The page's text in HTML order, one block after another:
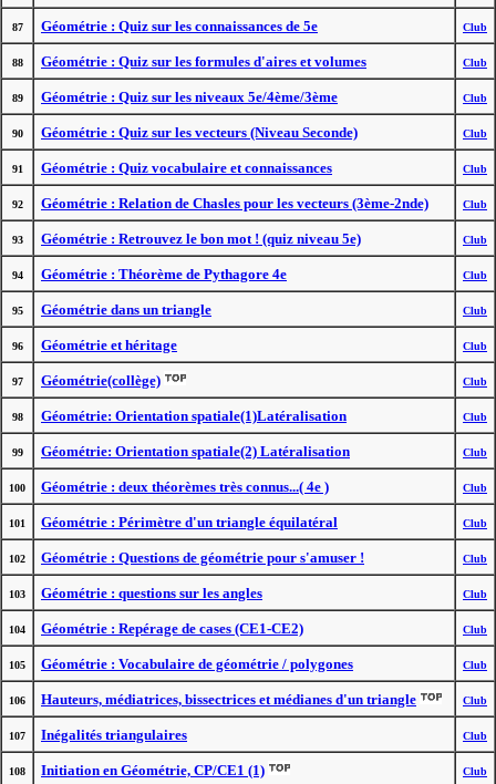
87 Géométrie : Quiz sur les connaissances de 5e Club
88 Géométrie : Quiz sur les formules d'aires et volumes Club
89 Géométrie : Quiz sur les niveaux 5e/4ème/3ème Club
90 Géométrie : Quiz sur les vecteurs (Niveau Seconde) Club
91 Géométrie : Quiz vocabulaire et connaissances Club
92 Géométrie : Relation de Chasles pour les vecteurs (3ème-2nde) Club
93 Géométrie : Retrouvez le bon mot ! (quiz niveau 5e) Club
94 Géométrie : Théorème de Pythagore 4e Club
95 Géométrie dans un triangle Club
96 Géométrie et héritage Club
97 Géométrie(collège) Club
98 Géométrie: Orientation spatiale(1)Latéralisation Club
99 Géométrie: Orientation spatiale(2) Latéralisation Club
100 Géométrie : deux théorèmes très connus...( 4e ) Club
101 Géométrie : Périmètre d'un triangle équilatéral Club
102 Géométrie : Questions de géométrie pour s'amuser ! Club
103 Géométrie : questions sur les angles Club
104 Géométrie : Repérage de cases (CE1-CE2) Club
105 Géométrie : Vocabulaire de géométrie / polygones Club
106 Hauteurs, médiatrices, bissectrices et médianes d'un triangle Club
107 Inégalités triangulaires Club
108 Initiation en Géométrie, CP/CE1 (1) Club